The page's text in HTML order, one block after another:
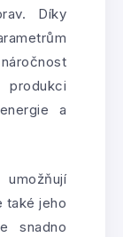
Díky
produkci
a
také jeho
snadno